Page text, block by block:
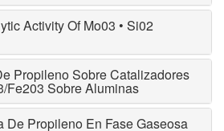
Activity Of Mo03 • Si02
Propileno Sobre Catalizadores
Fe203 Sobre Aluminas
De Propileno En Fase Gaseosa